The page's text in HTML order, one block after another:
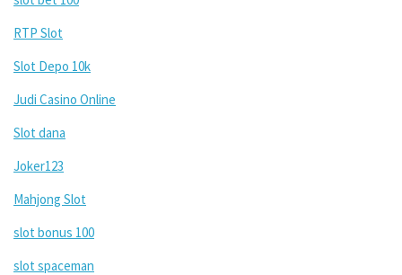
RTP Slot
Slot Depo 10k
Judi Casino Online
Slot dana
Joker123
Mahjong Slot
slot bonus 100
slot spaceman